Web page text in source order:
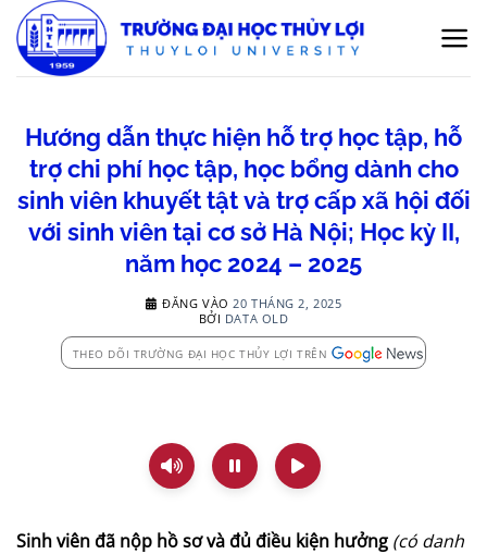
qua
nội
Hướng dẫn thực hiện hỗ trợ học tập, hỗ
trợ chi phí học tập, học bổng dành cho
sinh viên khuyết tật và trợ cấp xã hội đối
với sinh viên tại cơ sở Hà Nội; Học kỳ II,
năm học 2024 – 2025
ĐĂNG VÀO 20 THÁNG 2, 2025
BỞI DATA OLD
THEO DÕI TRƯỜNG ĐẠI HỌC THỦY LỢI TRÊN
Sinh viên đã nộp hồ sơ và đủ điều kiện hưởng (có danh